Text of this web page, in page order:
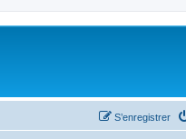
S’enregistrer